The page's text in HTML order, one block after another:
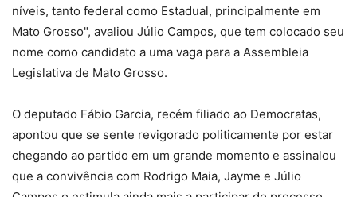
níveis, tanto federal como Estadual, principalmente em
Mato Grosso", avaliou Júlio Campos, que tem colocado seu
nome como candidato a uma vaga para a Assembleia
Legislativa de Mato Grosso.
O deputado Fábio Garcia, recém filiado ao Democratas,
apontou que se sente revigorado politicamente por estar
chegando ao partido em um grande momento e assinalou
que a convivência com Rodrigo Maia, Jayme e Júlio